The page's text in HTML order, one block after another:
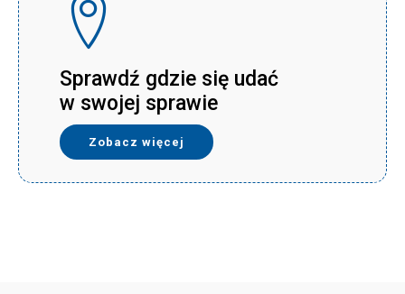
Sprawdź gdzie się udać
w swojej sprawie
Zobacz więcej